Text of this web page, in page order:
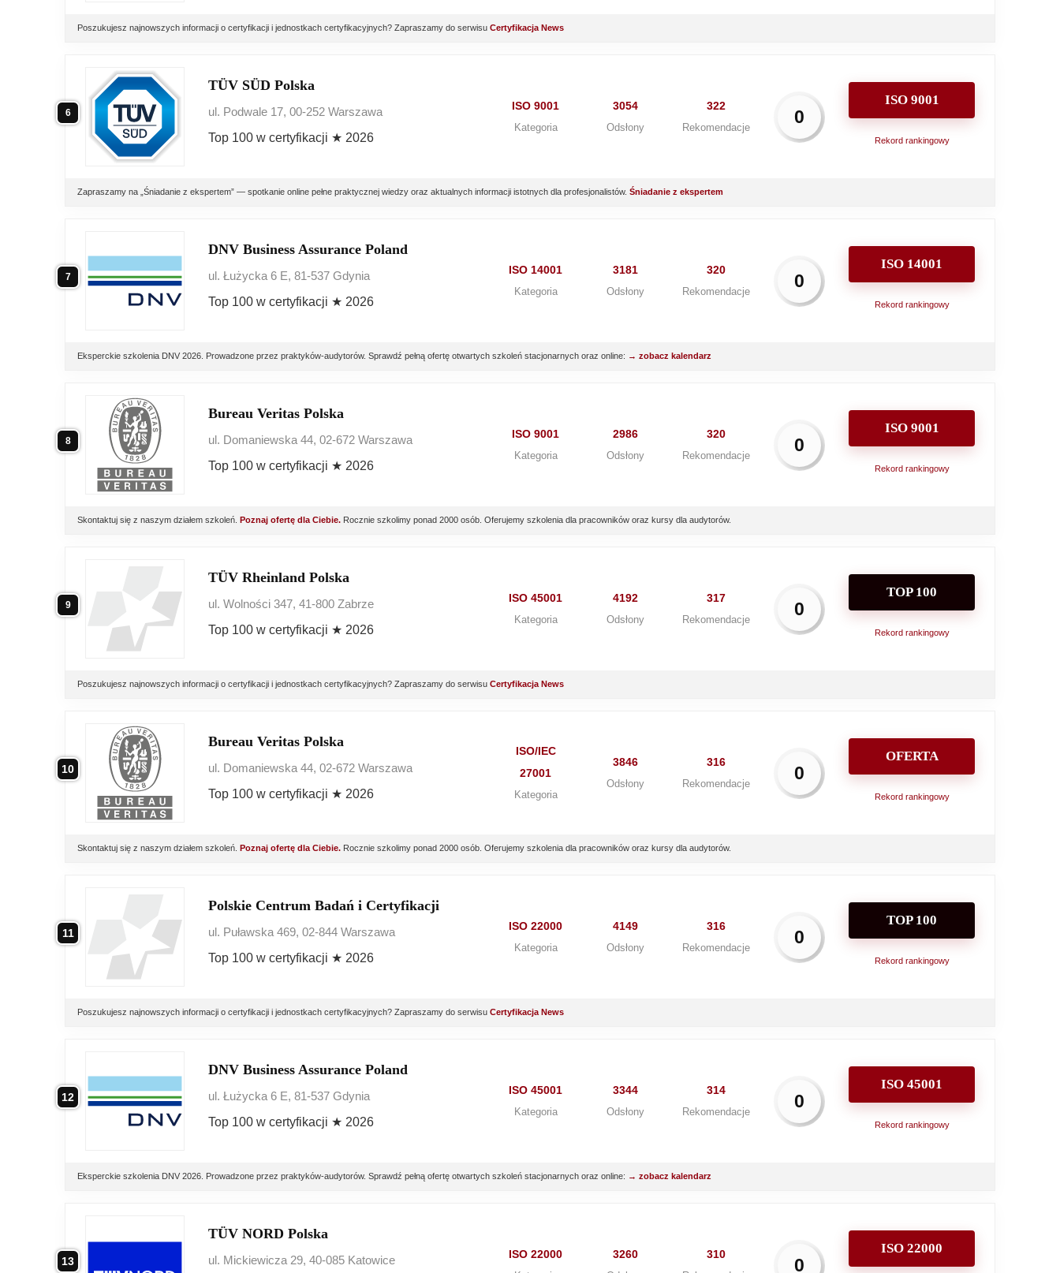
Poszukujesz najnowszych informacji o certyfikacji i jednostkach certyfikacyjnych? Zapraszamy do serwisu Certyfikacja News
6
TÜV SÜD Polska
ul. Podwale 17, 00-252 Warszawa
Top 100 w certyfikacji ★ 2026
ISO 9001
Kategoria
3054
Odsłony
322
Rekomendacje
0
ISO 9001
Rekord rankingowy
Zapraszamy na „Śniadanie z ekspertem” — spotkanie online pełne praktycznej wiedzy oraz aktualnych informacji istotnych dla profesjonalistów. Śniadanie z ekspertem
7
DNV Business Assurance Poland
ul. Łużycka 6 E, 81-537 Gdynia
Top 100 w certyfikacji ★ 2026
ISO 14001
Kategoria
3181
Odsłony
320
Rekomendacje
0
ISO 14001
Rekord rankingowy
Eksperckie szkolenia DNV 2026. Prowadzone przez praktyków-audytorów. Sprawdź pełną ofertę otwartych szkoleń stacjonarnych oraz online: → zobacz kalendarz
8
Bureau Veritas Polska
ul. Domaniewska 44, 02-672 Warszawa
Top 100 w certyfikacji ★ 2026
ISO 9001
Kategoria
2986
Odsłony
320
Rekomendacje
0
ISO 9001
Rekord rankingowy
Skontaktuj się z naszym działem szkoleń. Poznaj ofertę dla Ciebie. Rocznie szkolimy ponad 2000 osób. Oferujemy szkolenia dla pracowników oraz kursy dla audytorów.
9
TÜV Rheinland Polska
ul. Wolności 347, 41-800 Zabrze
Top 100 w certyfikacji ★ 2026
ISO 45001
Kategoria
4192
Odsłony
317
Rekomendacje
0
TOP 100
Rekord rankingowy
Poszukujesz najnowszych informacji o certyfikacji i jednostkach certyfikacyjnych? Zapraszamy do serwisu Certyfikacja News
10
Bureau Veritas Polska
ul. Domaniewska 44, 02-672 Warszawa
Top 100 w certyfikacji ★ 2026
ISO/IEC
27001
Kategoria
3846
Odsłony
316
Rekomendacje
0
OFERTA
Rekord rankingowy
Skontaktuj się z naszym działem szkoleń. Poznaj ofertę dla Ciebie. Rocznie szkolimy ponad 2000 osób. Oferujemy szkolenia dla pracowników oraz kursy dla audytorów.
11
Polskie Centrum Badań i Certyfikacji
ul. Puławska 469, 02-844 Warszawa
Top 100 w certyfikacji ★ 2026
ISO 22000
Kategoria
4149
Odsłony
316
Rekomendacje
0
TOP 100
Rekord rankingowy
Poszukujesz najnowszych informacji o certyfikacji i jednostkach certyfikacyjnych? Zapraszamy do serwisu Certyfikacja News
12
DNV Business Assurance Poland
ul. Łużycka 6 E, 81-537 Gdynia
Top 100 w certyfikacji ★ 2026
ISO 45001
Kategoria
3344
Odsłony
314
Rekomendacje
0
ISO 45001
Rekord rankingowy
Eksperckie szkolenia DNV 2026. Prowadzone przez praktyków-audytorów. Sprawdź pełną ofertę otwartych szkoleń stacjonarnych oraz online: → zobacz kalendarz
13
TÜV NORD Polska
ul. Mickiewicza 29, 40-085 Katowice ISO 22000 3260 310
0
ISO 22000